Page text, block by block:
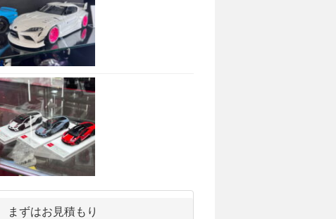
まずはお見積もり